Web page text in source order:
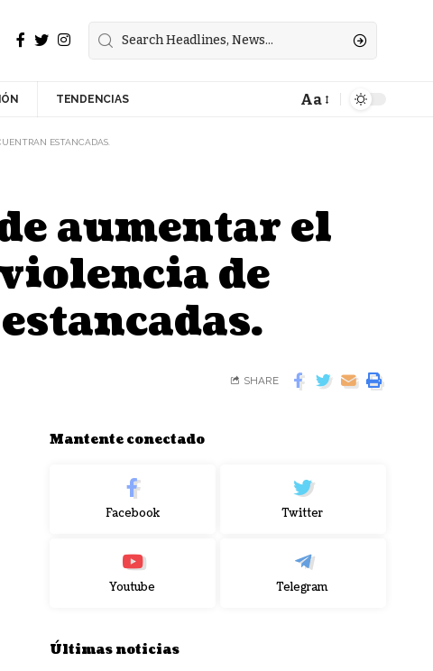
TENDENCIAS Aa
ESTANCADAS.
aumentar el
de
SHARE
Mantente conectado
Facebook Twitter
Youtube Telegram
Últimas noticias